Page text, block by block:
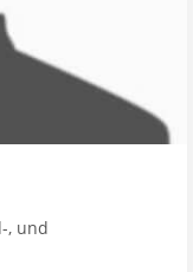
, und